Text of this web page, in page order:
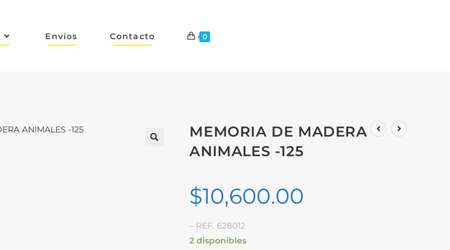
Envíos Contacto 0
MEMORIA DE MADERA
ANIMALES -125
$10,600.00
– REF. 628012
2 disponibles